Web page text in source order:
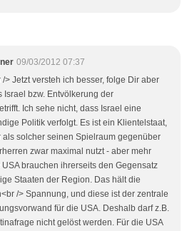
09/03/2012 07:37
/> Jetzt versteh ich besser, folge Dir aber
Israel bzw. Entvölkerung der
Ich sehe nicht, dass Israel eine
Politik verfolgt. Es ist ein Klientelstaat,
als solcher seinen Spielraum gegenüber
zwar maximal nutzt - aber mehr
brauchen ihrerseits den Gegensatz
Staaten der Region. Das hält die
/> Spannung, und diese ist der zentrale
für die USA. Deshalb darf z.B.
nicht gelöst werden. Für die USA